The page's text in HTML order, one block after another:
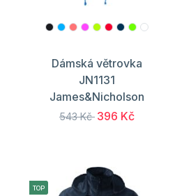
Dámská větrovka
JN1131
James&Nicholson
543 Kč 396 Kč
TOP